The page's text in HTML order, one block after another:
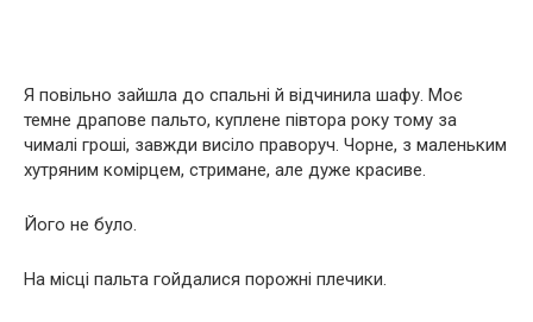
Я повільно зайшла до спальні й відчинила шафу. Моє
темне драпове пальто, куплене півтора року тому за
чималі гроші, завжди висіло праворуч. Чорне, з маленьким
хутряним комірцем, стримане, але дуже красиве.
Його не було.
На місці пальта гойдалися порожні плечики.